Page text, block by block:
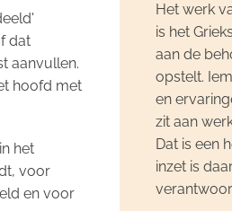
dat
aanvullen.
hoofd met
het
voor
en voor
Het werk
is het
aan de
opstelt.
en
zit aan
Dat is een
inzet is